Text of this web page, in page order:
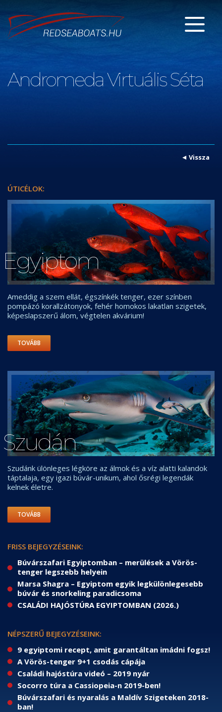
Andromeda Virtuális Séta
Vissza
ÚTICÉLOK:
Egyiptom
Ameddig a szem ellát, égszínkék tenger, ezer színben
pompázó korallzátonyok, fehér homokos lakatlan szigetek,
képeslapszerű álom, végtelen akvárium!
TOVÁBB
Szudán
Szudánk ülönleges légköre az álmok és a víz alatti kalandok
táptalaja, egy igazi búvár-unikum, ahol ősrégi legendák
kelnek életre.
TOVÁBB
FRISS BEJEGYZÉSEINK:
Búvárszafari Egyiptomban – merülések a Vörös-
tenger legszebb helyein
Marsa Shagra – Egyiptom egyik legkülönlegesebb
búvár és snorkeling paradicsoma
CSALÁDI HAJÓSTÚRA EGYIPTOMBAN (2026.)
NÉPSZERŰ BEJEGYZÉSEINK:
9 egyiptomi recept, amit garantáltan imádni fogsz!
A Vörös-tenger 9+1 csodás cápája
Családi hajóstúra videó – 2019 nyár
Socorro túra a Cassiopeia-n 2019-ben!
Búvárszafari és nyaralás a Maldív Szigeteken 2018-
ban!